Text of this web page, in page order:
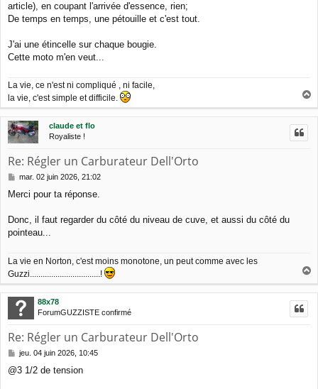
article), en coupant l'arrivée d'essence, rien;
De temps en temps, une pétouille et c'est tout.
J'ai une étincelle sur chaque bougie.
Cette moto m'en veut...
La vie, ce n'est ni compliqué , ni facile,
la vie, c'est simple et difficile.
a
u
claude et flo
Royaliste !
Re: Régler un Carburateur Dell'Orto
M
s
a
g
mar. 02 juin 2026, 21:02
Merci pour ta réponse.
Donc, il faut regarder du côté du niveau de cuve, et aussi du côté du
pointeau...
La vie en Norton, c'est moins monotone, un peut comme avec les
Guzzi.................................!
u
88x78
ForumGUZZISTE confirmé
Re: Régler un Carburateur Dell'Orto
M
s
jeu. 04 juin 2026, 10:45
@3 1/2 de tension